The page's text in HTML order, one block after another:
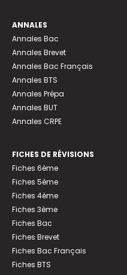
ANNALES
Annales Bac
Annales Brevet
Annales Bac Français
Annales BTS
Annales Prépa
Annales BUT
Annales CRPE
FICHES DE RÉVISIONS
Fiches 6ème
Fiches 5ème
Fiches 4ème
Fiches 3ème
Fiches Bac
Fiches Brevet
Fiches Bac Français
Fiches BTS